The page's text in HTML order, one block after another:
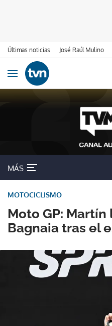
Últimas noticias José Raúl Mulino
Ir al contenido
Obrir navegació
MÁS
Moto GP:
Bagnaia tras el
MOTOCICLISMO